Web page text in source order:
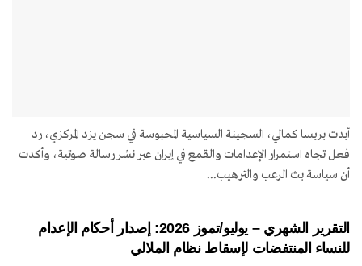
أبدت بريسا كمالي، السجينة السياسية المحبوسة في سجن يزد المركزي، رد
فعل تجاه استمرار الإعدامات والقمع في إيران عبر نشر رسالة صوتية، وأكدت
أن سياسة بث الرعب والترهيب...
التقرير الشهري – يوليو/تموز 2026: إصدار أحكام الإعدام
للنساء المنتفضات لإسقاط نظام الملالي